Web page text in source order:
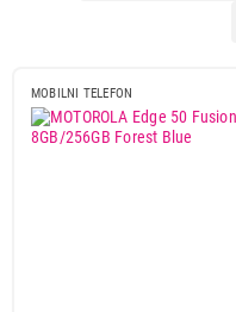
MOBILNI TELEFON